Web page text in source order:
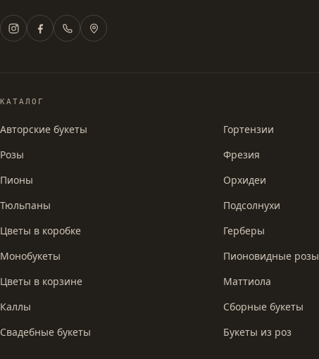
КАТАЛОГ
Авторские букеты
Розы
Пионы
Тюльпаны
Цветы в коробке
Монобукеты
Цветы в корзине
Каллы
Свадебные букеты
Гортензии
Фрезия
Орхидеи
Подсолнухи
Герберы
Пионовидные розы
Маттиола
Сборные букеты
Букеты из роз